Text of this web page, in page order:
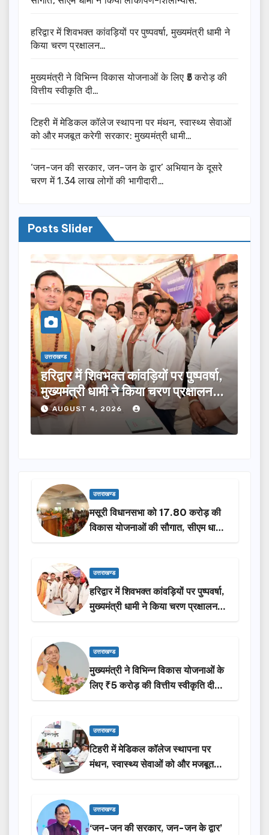
हरिद्वार में शिवभक्त कांवड़ियों पर पुष्पवर्षा, मुख्यमंत्री धामी ने
किया चरण प्रक्षालन…
मुख्यमंत्री ने विभिन्न विकास योजनाओं के लिए ₹5 करोड़ की
वित्तीय स्वीकृति दी…
टिहरी में मेडिकल कॉलेज स्थापना पर मंथन, स्वास्थ्य सेवाओं
को और मजबूत करेगी सरकार: मुख्यमंत्री धामी…
‘जन-जन की सरकार, जन-जन के द्वार’ अभियान के दूसरे
चरण में 1.34 लाख लोगों की भागीदारी…
Posts Slider
हरिद्वार में शिवभक्त कांवड़ियों पर पुष्पवर्षा,
मुख्यमंत्री धामी ने किया चरण प्रक्षालन…
AUGUST 4, 2026
मुख्यमंत्री
लिए ₹5
उत्तराखण्ड
मसूरी विधानसभा को 17.80 करोड़ की
विकास योजनाओं की सौगात, सीएम धामी
ने किया लोकार्पण-शिलान्यास.
उत्तराखण्ड
हरिद्वार में शिवभक्त कांवड़ियों पर पुष्पवर्षा,
मुख्यमंत्री धामी ने किया चरण प्रक्षालन…
उत्तराखण्ड
मुख्यमंत्री ने विभिन्न विकास योजनाओं के
लिए ₹5 करोड़ की वित्तीय स्वीकृति दी…
उत्तराखण्ड
टिहरी में मेडिकल कॉलेज स्थापना पर
मंथन, स्वास्थ्य सेवाओं को और मजबूत
करेगी सरकार: मुख्यमंत्री धामी…
उत्तराखण्ड
‘जन-जन की सरकार, जन-जन के द्वार’